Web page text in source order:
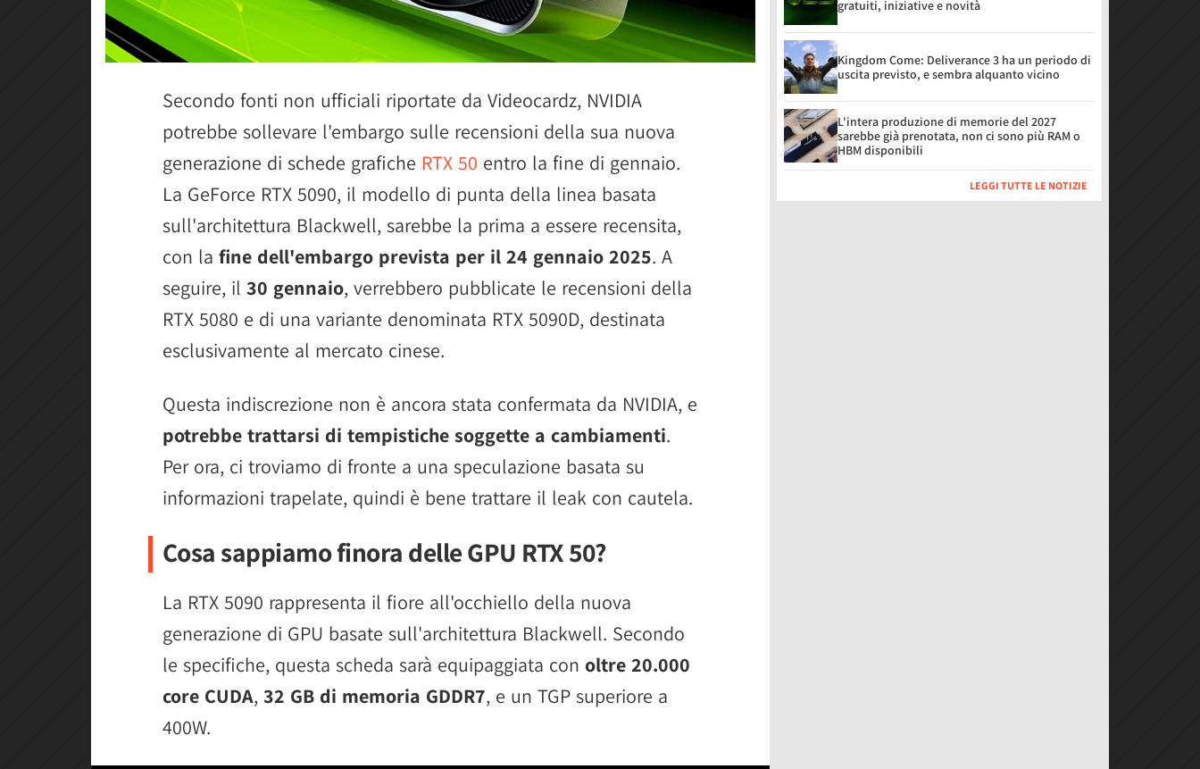
Secondo fonti non ufficiali riportate da Videocardz, NVIDIA
potrebbe sollevare l'embargo sulle recensioni della sua nuova
generazione di schede grafiche RTX 50 entro la fine di gennaio.
La GeForce RTX 5090, il modello di punta della linea basata
sull'architettura Blackwell, sarebbe la prima a essere recensita,
con la fine dell'embargo prevista per il 24 gennaio 2025. A
seguire, il 30 gennaio, verrebbero pubblicate le recensioni della
RTX 5080 e di una variante denominata RTX 5090D, destinata
esclusivamente al mercato cinese.
Questa indiscrezione non è ancora stata confermata da NVIDIA, e
potrebbe trattarsi di tempistiche soggette a cambiamenti.
Per ora, ci troviamo di fronte a una speculazione basata su
informazioni trapelate, quindi è bene trattare il leak con cautela.
Cosa sappiamo finora delle GPU RTX 50?
La RTX 5090 rappresenta il fiore all'occhiello della nuova
generazione di GPU basate sull'architettura Blackwell. Secondo
le specifiche, questa scheda sarà equipaggiata con oltre 20.000
core CUDA, 32 GB di memoria GDDR7, e un TGP superiore a
400W.
gratuiti, iniziative e novità
Kingdom Come: Deliverance 3 ha un periodo di
uscita previsto, e sembra alquanto vicino
L'intera produzione di memorie del 2027
sarebbe già prenotata, non ci sono più RAM o
HBM disponibili
LEGGI TUTTE LE NOTIZIE